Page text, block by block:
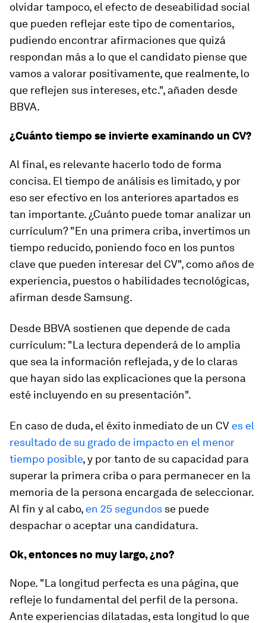
olvidar tampoco, el efecto de deseabilidad social
que pueden reflejar este tipo de comentarios,
pudiendo encontrar afirmaciones que quizá
respondan más a lo que el candidato piense que
vamos a valorar positivamente, que realmente, lo
que reflejen sus intereses, etc.", añaden desde
BBVA.
¿Cuánto tiempo se invierte examinando un CV?
Al final, es relevante hacerlo todo de forma
concisa. El tiempo de análisis es limitado, y por
eso ser efectivo en los anteriores apartados es
tan importante. ¿Cuánto puede tomar analizar un
currículum? "En una primera criba, invertimos un
tiempo reducido, poniendo foco en los puntos
clave que pueden interesar del CV", como años de
experiencia, puestos o habilidades tecnológicas,
afirman desde Samsung.
Desde BBVA sostienen que depende de cada
currículum: "La lectura dependerá de lo amplia
que sea la información reflejada, y de lo claras
que hayan sido las explicaciones que la persona
esté incluyendo en su presentación".
En caso de duda, el éxito inmediato de un CV es el
resultado de su grado de impacto en el menor
tiempo posible, y por tanto de su capacidad para
superar la primera criba o para permanecer en la
memoria de la persona encargada de seleccionar.
Al fin y al cabo, en 25 segundos se puede
despachar o aceptar una candidatura.
Ok, entonces no muy largo, ¿no?
Nope. "La longitud perfecta es una página, que
refleje lo fundamental del perfil de la persona.
Ante experiencias dilatadas, esta longitud lo que